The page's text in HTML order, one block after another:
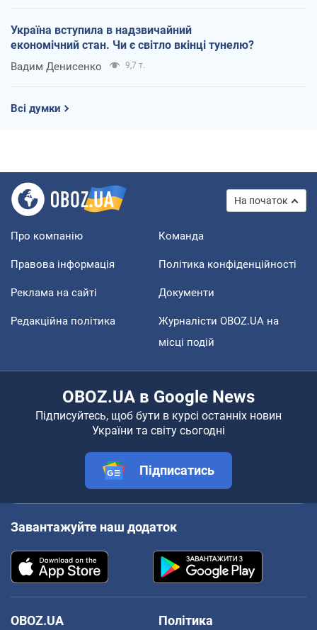
Україна вступила в надзвичайний
економічний стан. Чи є світло вкінці тунелю?
Вадим Денисенко 9,7 т.
Всі думки
На початок
Про компанію Команда
Правова інформація Політика конфіденційності
Реклама на сайті Документи
Редакційна політика
Журналісти OBOZ.UA на
місці подій
OBOZ.UA в Google News
Підписуйтесь, щоб бути в курсі останніх новин
України та світу сьогодні
Підписатись
Завантажуйте наш додаток
OBOZ.UA
Політика